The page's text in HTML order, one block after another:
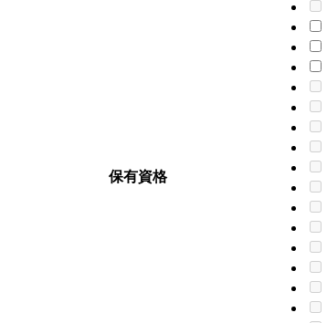
保有資格